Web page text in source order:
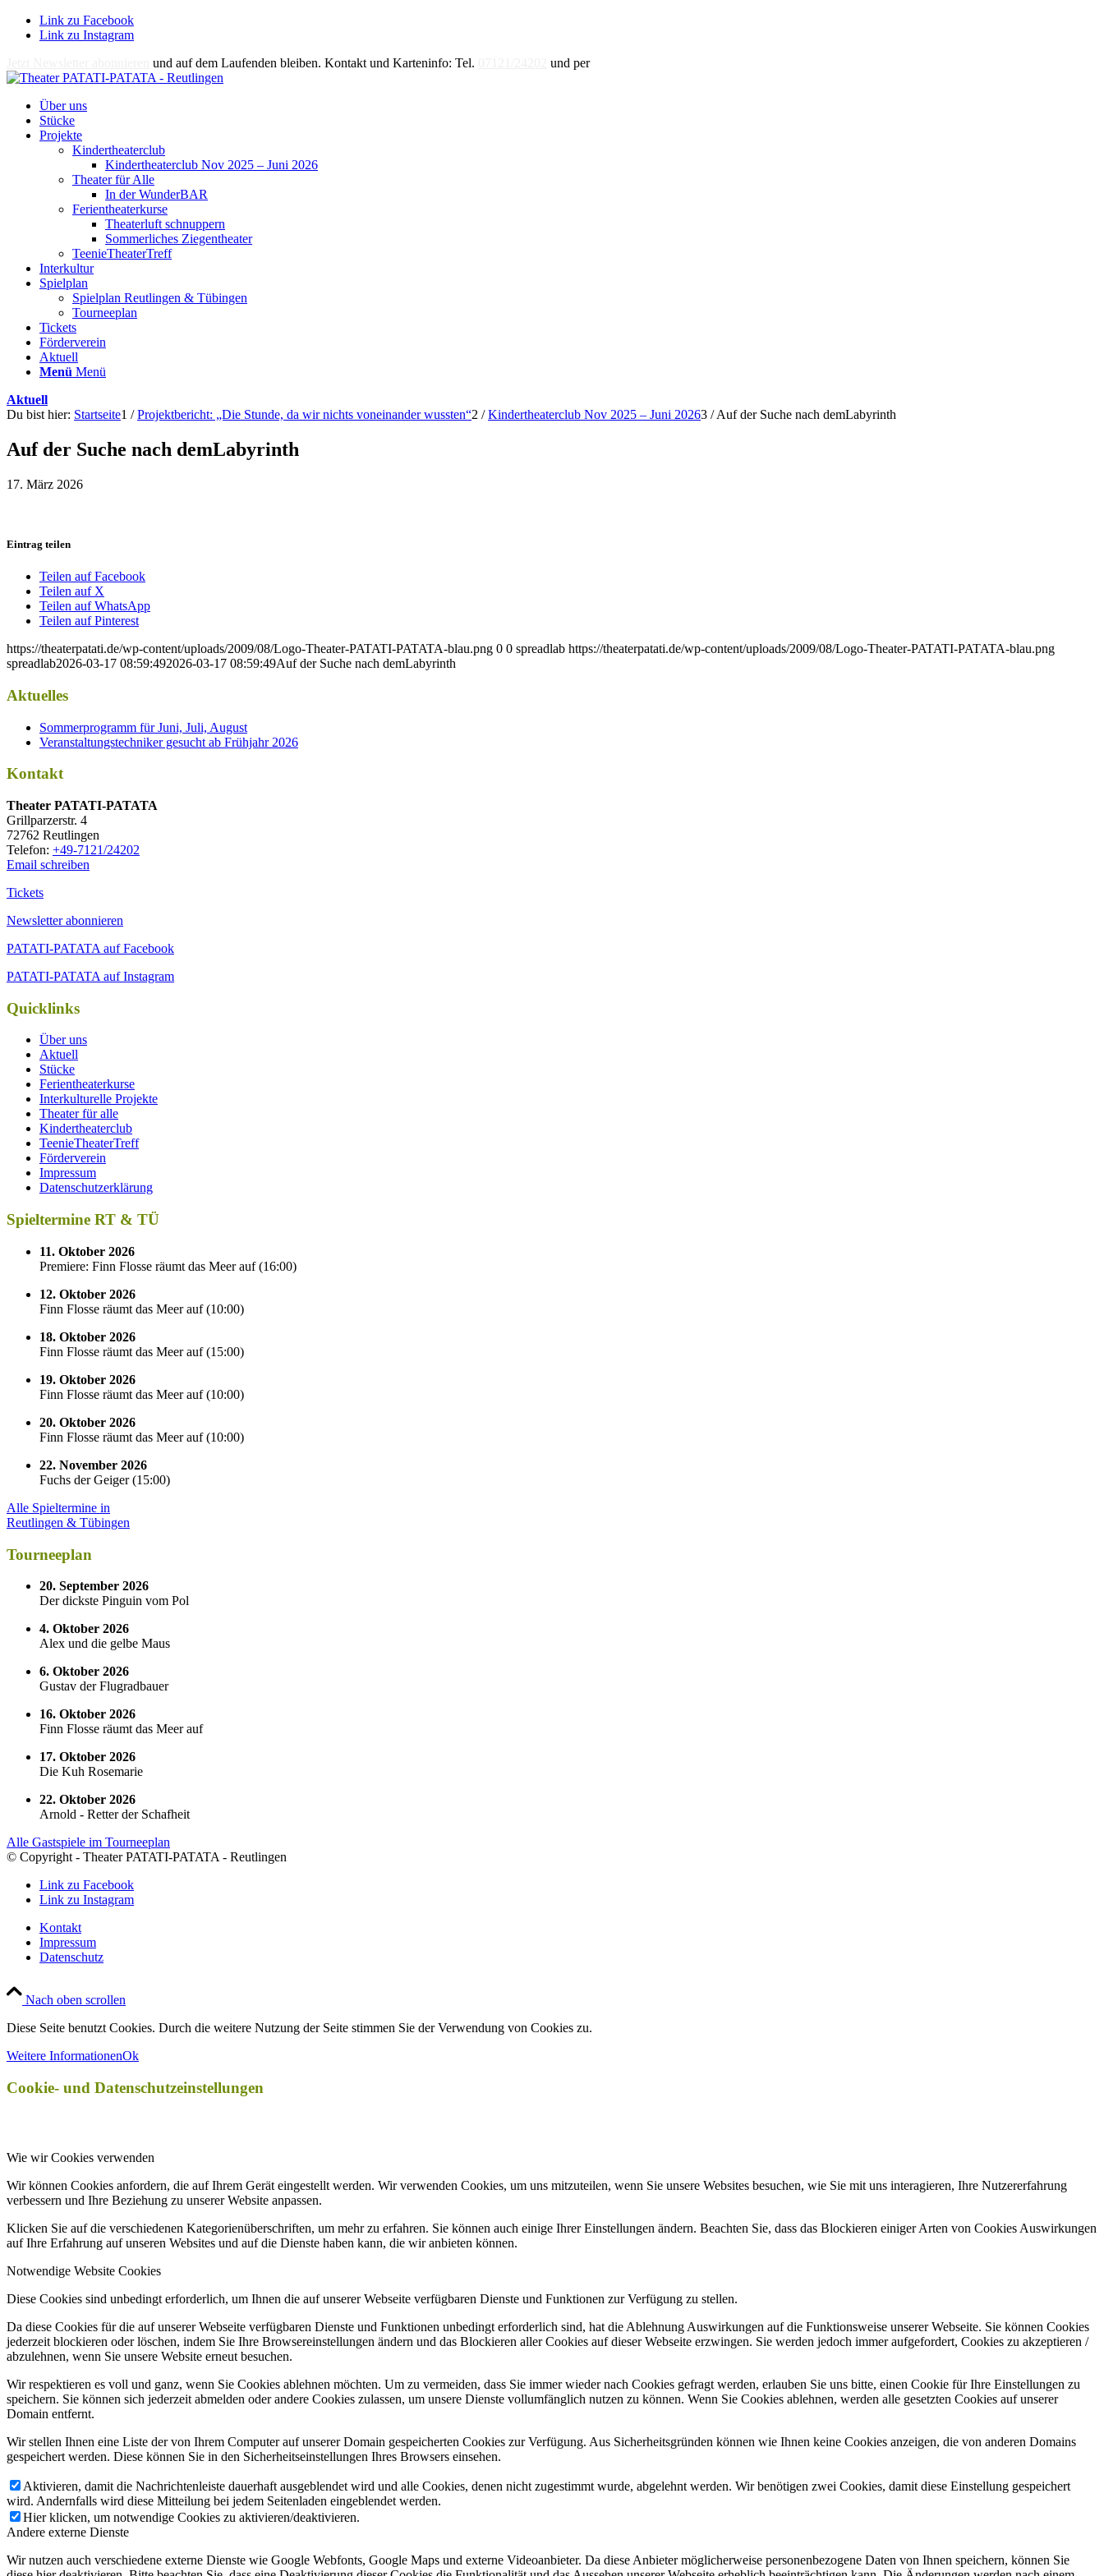
Link zu Facebook
Link zu Instagram
und auf dem Laufenden bleiben. Kontakt und Karteninfo: Tel. und per
Über uns
Stücke
Projekte
Kindertheaterclub
Kindertheaterclub Nov 2025 – Juni 2026
Theater für Alle
In der WunderBAR
Ferientheaterkurse
Theaterluft schnuppern
Sommerliches Ziegentheater
TeenieTheaterTreff
Interkultur
Spielplan
Spielplan Reutlingen & Tübingen
Tourneeplan
Tickets
Förderverein
Aktuell
Menü Menü
Aktuell
Du bist hier: Startseite1 / Projektbericht: „Die Stunde, da wir nichts voneinander wussten“2 / Kindertheaterclub Nov 2025 – Juni 20263 / Auf der Suche nach demLabyrinth
Auf der Suche nach demLabyrinth
17. März 2026
Eintrag teilen
Teilen auf Facebook
Teilen auf X
Teilen auf WhatsApp
Teilen auf Pinterest
https://theaterpatati.de/wp-content/uploads/2009/08/Logo-Theater-PATATI-PATATA-blau.png 0 0 spreadlab https://theaterpatati.de/wp-content/uploads/2009/08/Logo-Theater-PATATI-PATATA-blau.png
spreadlab2026-03-17 08:59:492026-03-17 08:59:49Auf der Suche nach demLabyrinth
Aktuelles
Sommerprogramm für Juni, Juli, August
Veranstaltungstechniker gesucht ab Frühjahr 2026
Kontakt
Thea­ter PATATI-PATATA
Grill­par­zer­str. 4
72762 Reutlingen
Tele­fon: +49-7121/24202
Email schreiben
Tickets
Newsletter abonnieren
PATATI-PATATA auf Facebook
PATATI-PATATA auf Instagram
Quicklinks
Über uns
Aktuell
Stücke
Ferientheaterkurse
Interkulturelle Projekte
Theater für alle
Kindertheaterclub
TeenieTheaterTreff
Förderverein
Impressum
Datenschutzerklärung
Spieltermine RT & TÜ
11. Oktober 2026
Premiere: Finn Flosse räumt das Meer auf(16:00)
12. Oktober 2026
Finn Flosse räumt das Meer auf(10:00)
18. Oktober 2026
Finn Flosse räumt das Meer auf(15:00)
19. Oktober 2026
Finn Flosse räumt das Meer auf(10:00)
20. Oktober 2026
Finn Flosse räumt das Meer auf(10:00)
22. November 2026
Fuchs der Geiger(15:00)
Alle Spieltermine in
Reutlingen & Tübingen
Tourneeplan
20. September 2026
Der dickste Pinguin vom Pol
4. Oktober 2026
Alex und die gelbe Maus
6. Oktober 2026
Gustav der Flugradbauer
16. Oktober 2026
Finn Flosse räumt das Meer auf
17. Oktober 2026
Die Kuh Rosemarie
22. Oktober 2026
Arnold - Retter der Schafheit
Alle Gastspiele im Tourneeplan
© Copyright - Theater PATATI-PATATA - Reutlingen
Link zu Facebook
Link zu Instagram
Kontakt
Impressum
Datenschutz
Nach oben scrollen
Diese Seite benutzt Cookies. Durch die weitere Nutzung der Seite stimmen Sie der Verwendung von Cookies zu.
Weitere InformationenOk
Cookie- und Datenschutzeinstellungen
Wie wir Cookies verwenden
Wir können Cookies anfordern, die auf Ihrem Gerät eingestellt werden. Wir verwenden Cookies, um uns mitzuteilen, wenn Sie unsere Websites besuchen, wie Sie mit uns interagieren, Ihre Nutzererfahrung
verbessern und Ihre Beziehung zu unserer Website anpassen.
Klicken Sie auf die verschiedenen Kategorienüberschriften, um mehr zu erfahren. Sie können auch einige Ihrer Einstellungen ändern. Beachten Sie, dass das Blockieren einiger Arten von Cookies Auswirkungen
auf Ihre Erfahrung auf unseren Websites und auf die Dienste haben kann, die wir anbieten können.
Notwendige Website Cookies
Diese Cookies sind unbedingt erforderlich, um Ihnen die auf unserer Webseite verfügbaren Dienste und Funktionen zur Verfügung zu stellen.
Da diese Cookies für die auf unserer Webseite verfügbaren Dienste und Funktionen unbedingt erforderlich sind, hat die Ablehnung Auswirkungen auf die Funktionsweise unserer Webseite. Sie können Cookies
jederzeit blockieren oder löschen, indem Sie Ihre Browsereinstellungen ändern und das Blockieren aller Cookies auf dieser Webseite erzwingen. Sie werden jedoch immer aufgefordert, Cookies zu akzeptieren /
abzulehnen, wenn Sie unsere Website erneut besuchen.
Wir respektieren es voll und ganz, wenn Sie Cookies ablehnen möchten. Um zu vermeiden, dass Sie immer wieder nach Cookies gefragt werden, erlauben Sie uns bitte, einen Cookie für Ihre Einstellungen zu
speichern. Sie können sich jederzeit abmelden oder andere Cookies zulassen, um unsere Dienste vollumfänglich nutzen zu können. Wenn Sie Cookies ablehnen, werden alle gesetzten Cookies auf unserer
Domain entfernt.
Wir stellen Ihnen eine Liste der von Ihrem Computer auf unserer Domain gespeicherten Cookies zur Verfügung. Aus Sicherheitsgründen können wie Ihnen keine Cookies anzeigen, die von anderen Domains
gespeichert werden. Diese können Sie in den Sicherheitseinstellungen Ihres Browsers einsehen.
Aktivieren, damit die Nachrichtenleiste dauerhaft ausgeblendet wird und alle Cookies, denen nicht zugestimmt wurde, abgelehnt werden. Wir benötigen zwei Cookies, damit diese Einstellung gespeichert
wird. Andernfalls wird diese Mitteilung bei jedem Seitenladen eingeblendet werden.
Hier klicken, um notwendige Cookies zu aktivieren/deaktivieren.
Andere externe Dienste
Wir nutzen auch verschiedene externe Dienste wie Google Webfonts, Google Maps und externe Videoanbieter. Da diese Anbieter möglicherweise personenbezogene Daten von Ihnen speichern, können Sie